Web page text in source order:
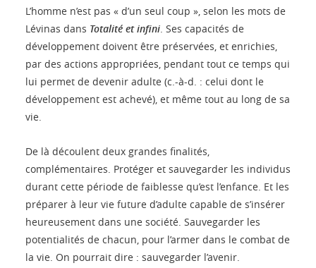
L’homme n’est pas « d’un seul coup », selon les mots de
Lévinas dans Totalité et infini. Ses capacités de
développement doivent être préservées, et enrichies,
par des actions appropriées, pendant tout ce temps qui
lui permet de devenir adulte (c.-à-d. : celui dont le
développement est achevé), et même tout au long de sa
vie.
De là découlent deux grandes finalités,
complémentaires. Protéger et sauvegarder les individus
durant cette période de faiblesse qu’est l’enfance. Et les
préparer à leur vie future d’adulte capable de s’insérer
heureusement dans une société. Sauvegarder les
potentialités de chacun, pour l’armer dans le combat de
la vie. On pourrait dire : sauvegarder l’avenir.